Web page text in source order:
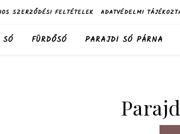
SZERZŐDÉSI FELTÉTELEK ADATVÉDELMI
FÜRDŐSÓ PARAJDI SÓ PÁRNA